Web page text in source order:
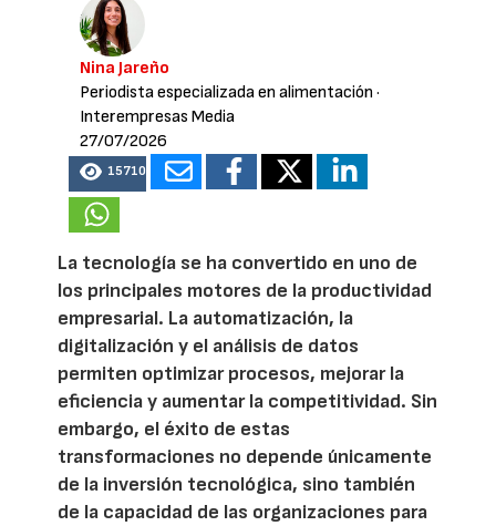
Nina Jareño
Periodista especializada en alimentación ·
Interempresas Media
27/07/2026
15710
La tecnología se ha convertido en uno de
los principales motores de la productividad
empresarial. La automatización, la
digitalización y el análisis de datos
permiten optimizar procesos, mejorar la
eficiencia y aumentar la competitividad. Sin
embargo, el éxito de estas
transformaciones no depende únicamente
de la inversión tecnológica, sino también
de la capacidad de las organizaciones para